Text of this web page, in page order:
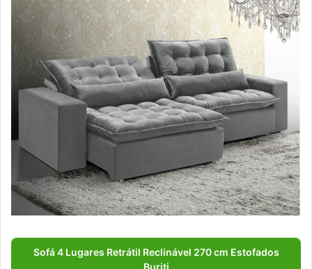
Sofá 4 Lugares Retrátil Reclinável 270 cm Estofados
Buriti